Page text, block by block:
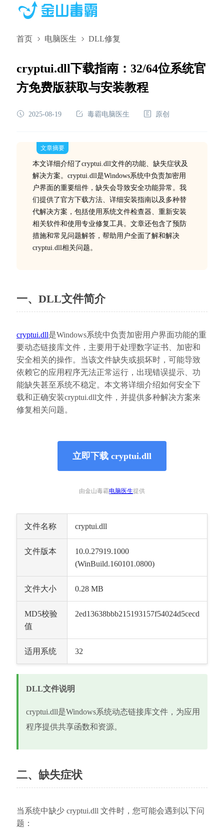
首页 电脑医生 DLL修复
cryptui.dll下载指南：32/64位系统官
方免费版获取与安装教程
2025-08-19 毒霸电脑医生 原创
文章摘要
本文详细介绍了cryptui.dll文件的功能、缺失症状及
解决方案。cryptui.dll是Windows系统中负责加密用
户界面的重要组件，缺失会导致安全功能异常。我
们提供了官方下载方法、详细安装指南以及多种替
代解决方案，包括使用系统文件检查器、重新安装
相关软件和使用专业修复工具。文章还包含了预防
措施和常见问题解答，帮助用户全面了解和解决
cryptui.dll相关问题。
一、DLL文件简介
cryptui.dll是Windows系统中负责加密用户界面功能的重
要动态链接库文件，主要用于处理数字证书、加密和
安全相关的操作。当该文件缺失或损坏时，可能导致
依赖它的应用程序无法正常运行，出现错误提示、功
能缺失甚至系统不稳定。本文将详细介绍如何安全下
载和正确安装cryptui.dll文件，并提供多种解决方案来
修复相关问题。
立即下载 cryptui.dll
由金山毒霸电脑医生提供
文件名称 cryptui.dll
文件版本
10.0.27919.1000
(WinBuild.160101.0800)
文件大小 0.28 MB
MD5校验
值
2ed13638bbb215193157f54024d5cecd
适用系统 32
DLL文件说明
cryptui.dll是Windows系统动态链接库文件，为应用
程序提供共享函数和资源。
二、缺失症状
当系统中缺少 cryptui.dll 文件时，您可能会遇到以下问
题：